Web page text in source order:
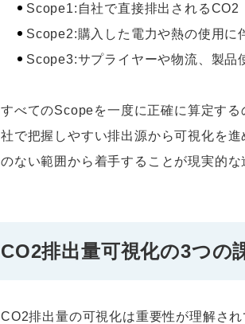
Scope1:自社で直接排出されるCO2
Scope2:購入した電力や熱の使用に
Scope3:サプライヤーや物流、製品
すべてのScopeを一度に正確に算定す
社で把握しやすい排出源から可視化を
のない範囲から着手することが現実的な
CO2排出量可視化の3つの
CO2排出量の可視化は重要性が理解さ